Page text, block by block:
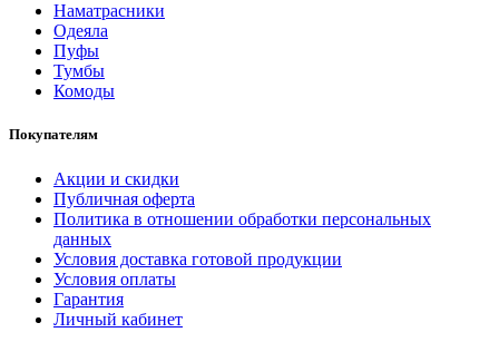
Наматрасники
Одеяла
Пуфы
Тумбы
Комоды
Покупателям
Акции и скидки
Публичная оферта
Политика в отношении обработки персональных
данных
Условия доставка готовой продукции
Условия оплаты
Гарантия
Личный кабинет